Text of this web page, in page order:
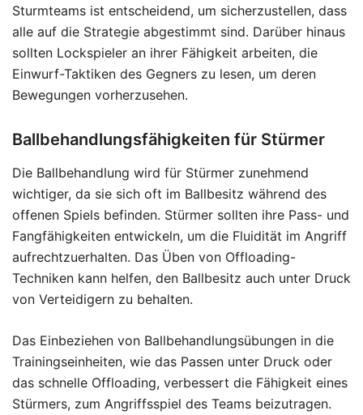
Sturmteams ist entscheidend, um sicherzustellen, dass
alle auf die Strategie abgestimmt sind. Darüber hinaus
sollten Lockspieler an ihrer Fähigkeit arbeiten, die
Einwurf-Taktiken des Gegners zu lesen, um deren
Bewegungen vorherzusehen.
Ballbehandlungsfähigkeiten für Stürmer
Die Ballbehandlung wird für Stürmer zunehmend
wichtiger, da sie sich oft im Ballbesitz während des
offenen Spiels befinden. Stürmer sollten ihre Pass- und
Fangfähigkeiten entwickeln, um die Fluidität im Angriff
aufrechtzuerhalten. Das Üben von Offloading-
Techniken kann helfen, den Ballbesitz auch unter Druck
von Verteidigern zu behalten.
Das Einbeziehen von Ballbehandlungsübungen in die
Trainingseinheiten, wie das Passen unter Druck oder
das schnelle Offloading, verbessert die Fähigkeit eines
Stürmers, zum Angriffsspiel des Teams beizutragen.